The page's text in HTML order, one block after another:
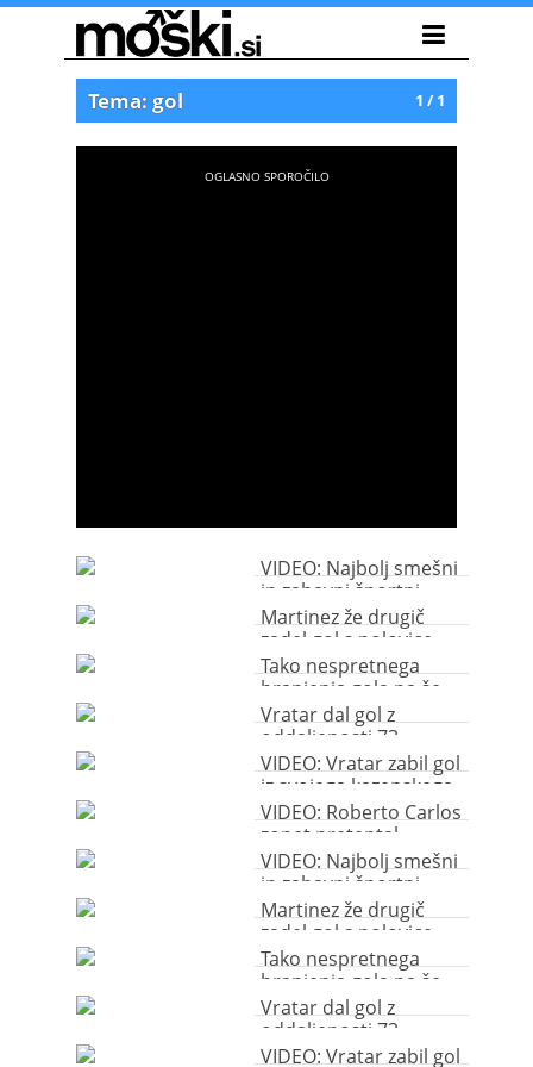
1 / 1
Tema: gol
VIDEO: Najbolj smešni
in zabavni športni
rituali
Martinez že drugič
zadel gol s polovice
igrišča
Tako nespretnega
branjenja gola pa še
ne
Vratar dal gol z
oddaljenosti 73
metrov od gola
VIDEO: Vratar zabil gol
iz svojega kazenskega
prostora
VIDEO: Roberto Carlos
zopet pretental
zakone fizike
VIDEO: Najbolj smešni
in zabavni športni
rituali
Martinez že drugič
zadel gol s polovice
igrišča
Tako nespretnega
branjenja gola pa še
ne
Vratar dal gol z
oddaljenosti 73
metrov od gola
VIDEO: Vratar zabil gol